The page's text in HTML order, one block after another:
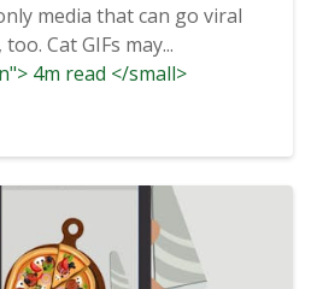
media that can go viral
Cat GIFs may...
4m read </small>